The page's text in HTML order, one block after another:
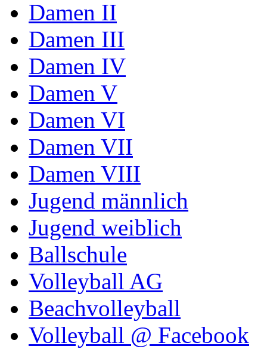
Damen II
Damen III
Damen IV
Damen V
Damen VI
Damen VII
Damen VIII
Jugend männlich
Jugend weiblich
Ballschule
Volleyball AG
Beachvolleyball
Volleyball @ Facebook